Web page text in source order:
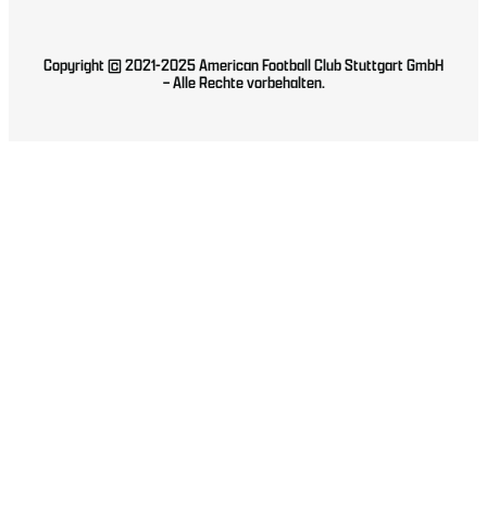
Copyright © 2021-2025 American Football Club Stuttgart GmbH
– Alle Rechte vorbehalten.